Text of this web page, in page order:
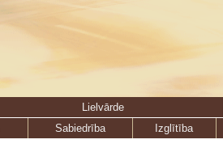
Lielvārde
Sabiedrība Izglītība